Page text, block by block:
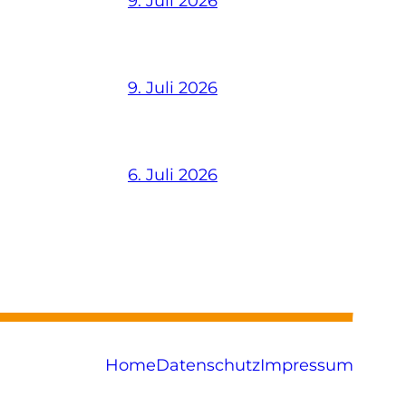
9. Juli 2026
6. Juli 2026
HomeDatenschutzImpressum